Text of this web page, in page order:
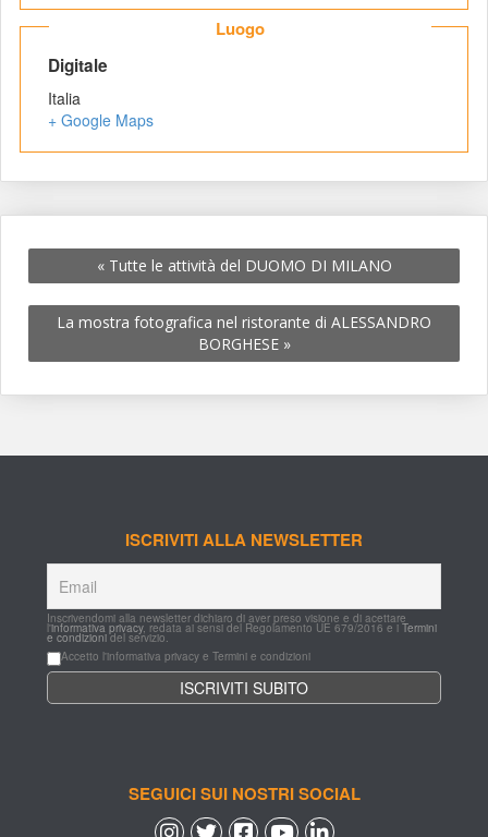
Luogo
Digitale
Italia
+ Google Map
« Tutte le attività del DUOMO DI MILANO
La mostra fotografica nel ristorante di ALESSANDRO
BORGHESE »
ISCRIVITI ALLA NEWSLETTER
Inscrivendomi alla newsletter dichiaro di aver preso visione e di acettare
l'informativa privacy, redata ai sensi del Regolamento UE 679/2016 e i Termini
e condizioni del servizio.
Accetto l'informativa privacy e Termini e condizioni
SEGUICI SUI NOSTRI SOCIAL